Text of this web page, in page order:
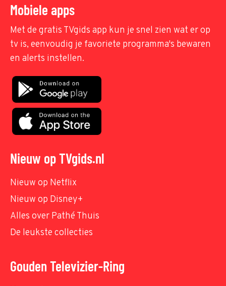
Mobiele apps
Met de gratis TVgids app kun je snel zien wat er op
tv is, eenvoudig je favoriete programma's bewaren
en alerts instellen.
Nieuw op TVgids.nl
Nieuw op Netflix
Nieuw op Disney+
Alles over Pathé Thuis
De leukste collecties
Gouden Televizier-Ring